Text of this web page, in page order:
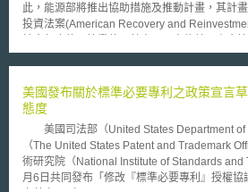
此，能源部將推出協助措施及推動計畫，其計
投資法案(American Recovery and
蓋生質能、太陽能、風力發電以及其他再生能
將帶動再生能源之研發，並促進新興能源科技的商
國協助民間發展再生能源計畫，今(2009)年七
度，目前尚未對一家公司的申請額度設有上限
度設有總額限制，預計這些計畫將鼓勵私人投
會，協助帶動美國經濟。 能源部部長Steven Chu表示，這些協助計畫
將激發綠色能源科技的創新，確保未來再生能
美國發布關於標準必要專利之政策宣言
態度
美國司法部（United States Department of
（The United States Patent and Trademark
術研究院（National Institute of Standards
月6日共同發布「修改『標準必要專利』授權協